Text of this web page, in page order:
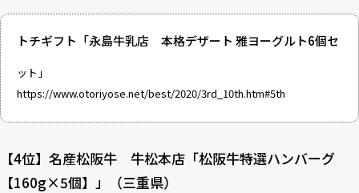
トチギフト「永島牛乳店 本格デザート 雅ヨーグルト6個セ
ット」
https://www.otoriyose.net/best/2020/3rd_10th.htm#5th
【4位】名産松阪牛 牛松本店「松阪牛特選ハンバーグ
【160g×5個】」（三重県）